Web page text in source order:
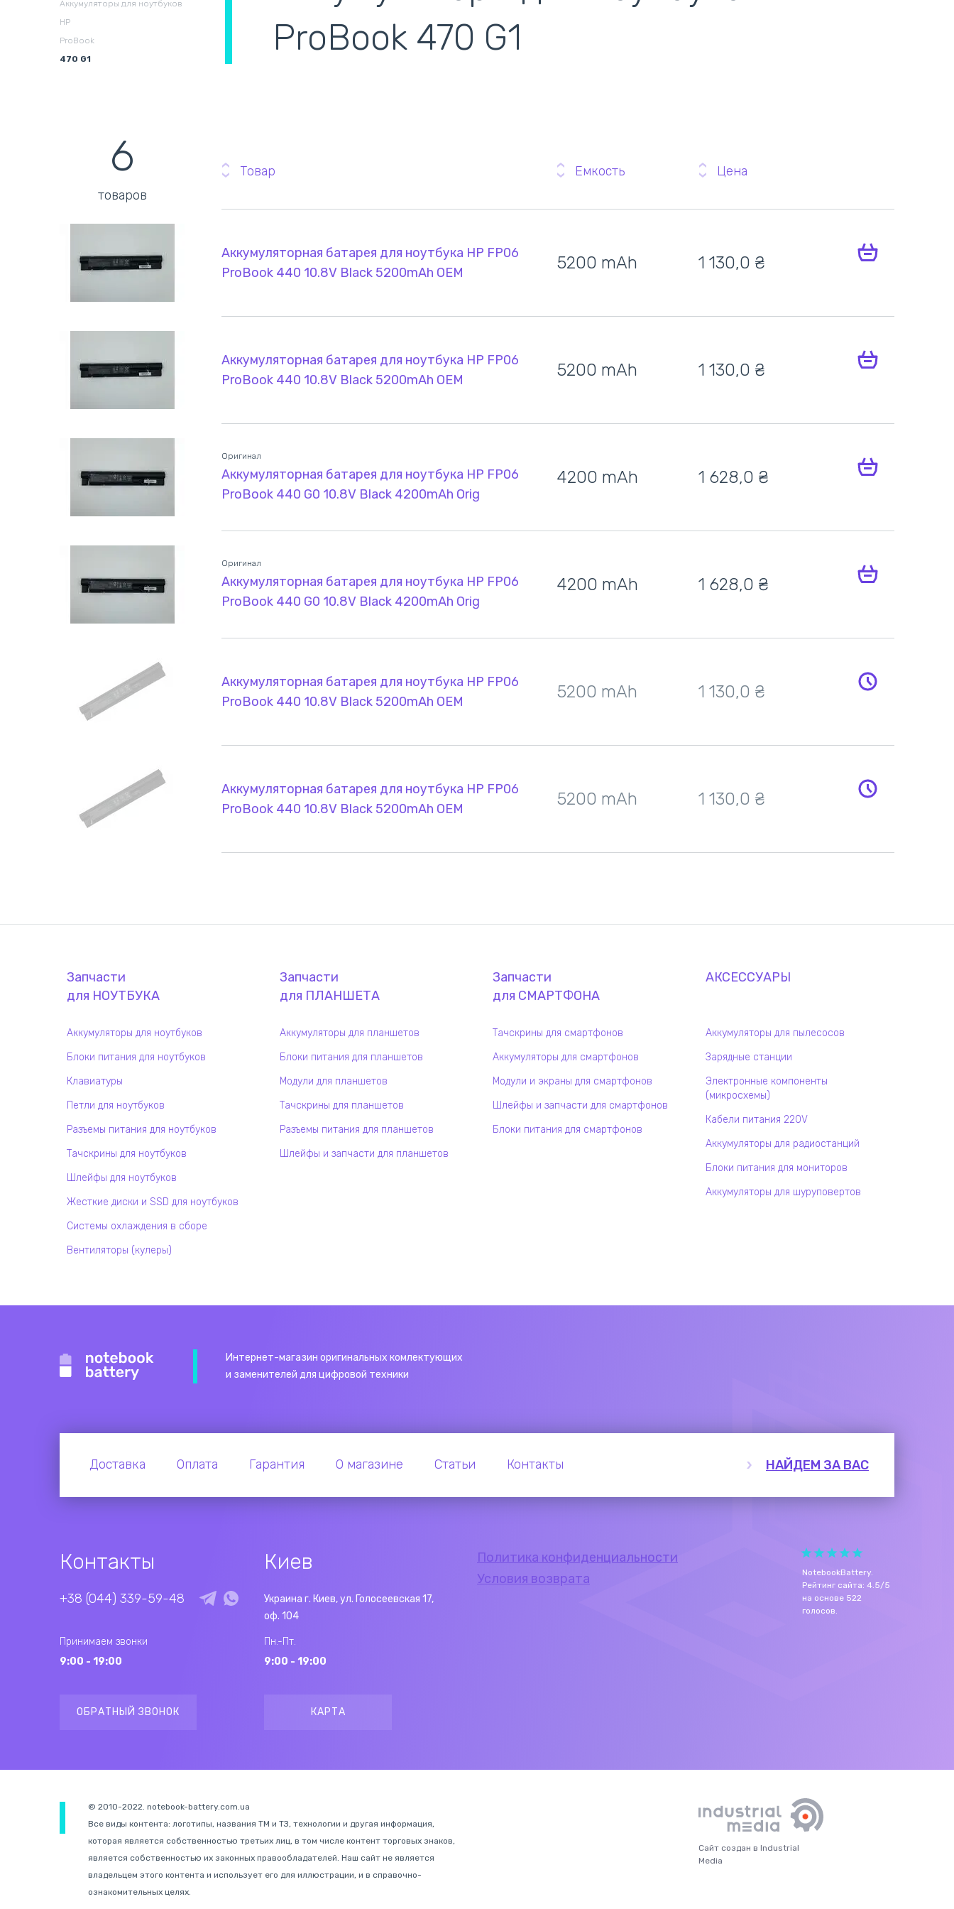
охлаждения в сборе
Аккумуляторы для ноутбуков
HP
ProBook
470 G1
ProBook 470 G1
6
товаров
Товар Емкость Цена
Аккумуляторная батарея для ноутбука HP FP06
ProBook 440 10.8V Black 5200mAh OEM
5200 mAh 1 130,0 ₴
Аккумуляторная батарея для ноутбука HP FP06
ProBook 440 10.8V Black 5200mAh OEM
5200 mAh 1 130,0 ₴
Оригинал
Аккумуляторная батарея для ноутбука HP FP06
ProBook 440 G0 10.8V Black 4200mAh Orig
4200 mAh 1 628,0 ₴
Оригинал
Аккумуляторная батарея для ноутбука HP FP06
ProBook 440 G0 10.8V Black 4200mAh Orig
4200 mAh 1 628,0 ₴
Аккумуляторная батарея для ноутбука HP FP06
ProBook 440 10.8V Black 5200mAh OEM
5200 mAh 1 130,0 ₴
Аккумуляторная батарея для ноутбука HP FP06
ProBook 440 10.8V Black 5200mAh OEM
5200 mAh 1 130,0 ₴
Запчасти
для НОУТБУКА
Аккумуляторы для ноутбуков
Блоки питания для ноутбуков
Клавиатуры
Петли для ноутбуков
Разъемы питания для ноутбуков
Тачскрины для ноутбуков
Шлейфы для ноутбуков
Жесткие диски и SSD для ноутбуков
Системы охлаждения в сборе
Вентиляторы (кулеры)
Запчасти
для ПЛАНШЕТА
Аккумуляторы для планшетов
Блоки питания для планшетов
Модули для планшетов
Тачскрины для планшетов
Разъемы питания для планшетов
Шлейфы и запчасти для планшетов
Запчасти
для СМАРТФОНА
Тачскрины для смартфонов
Аккумуляторы для смартфонов
Модули и экраны для смартфонов
Шлейфы и запчасти для смартфонов
Блоки питания для смартфонов
АКСЕССУАРЫ
Аккумуляторы для пылесосов
Зарядные станции
Электронные компоненты
(микросхемы)
Кабели питания 220V
Аккумуляторы для радиостанций
Блоки питания для мониторов
Аккумуляторы для шуруповертов
Интернет-магазин оригинальных комлектующих
и заменителей для цифровой техники
Доставка Оплата Гарантия О магазине Статьи Контакты НАЙДЕМ ЗА ВАС
Контакты
+38 (044) 339-59-48
Принимаем звонки
9:00 - 19:00
ОБРАТНЫЙ ЗВОНОК
Киев
Украина г. Киев, ул. Голосеевская 17,
оф. 104
Пн.-Пт.
9:00 - 19:00
КАРТА
Политика конфиденциальности
Условия возврата
NotebookBattery.
Рейтинг сайта: 4.5/5
на основе 522
голосов.
© 2010-2022. notebook-battery.com.ua
Все виды контента: логотипы, названия ТМ и ТЗ, технологии и другая информация,
которая является собственностью третьих лиц, в том числе контент торговых знаков,
является собственностью их законных правообладателей. Наш сайт не является
владельцем этого контента и использует его для иллюстрации, и в справочно-
ознакомительных целях.
Сайт создан в Industrial
Media